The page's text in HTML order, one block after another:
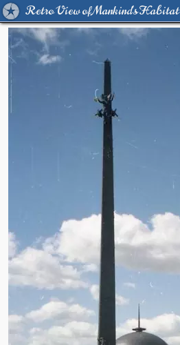
Retro View of Mankind's Habitat